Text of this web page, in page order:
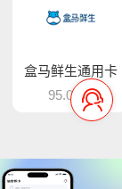
提交！
您好 平台新增中百提货券 骏卡益汇卡 骏卡随心卡 欢迎大家前来提交
家来提交
盒马鲜生通用卡
95.00折